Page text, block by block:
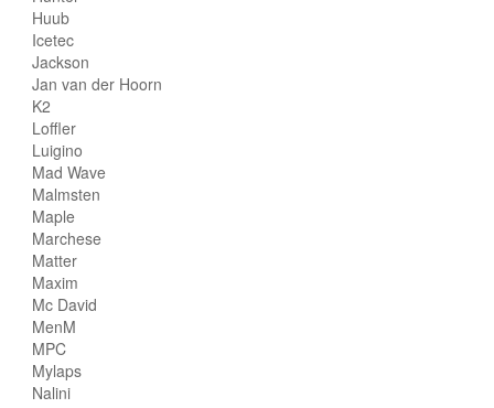
Huub
Icetec
Jackson
Jan van der Hoorn
K2
Loffler
Luigino
Mad Wave
Malmsten
Maple
Marchese
Matter
Maxim
Mc David
MenM
MPC
Mylaps
Nalini